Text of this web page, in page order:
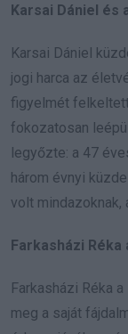
Karsai Dániel és
Karsai Dániel
jogi harca az
figyelmét
fokozatosan
legyőzte: a 47
három évnyi
volt mindazoknak,
Farkasházi Réka
Farkasházi Réka
meg a saját